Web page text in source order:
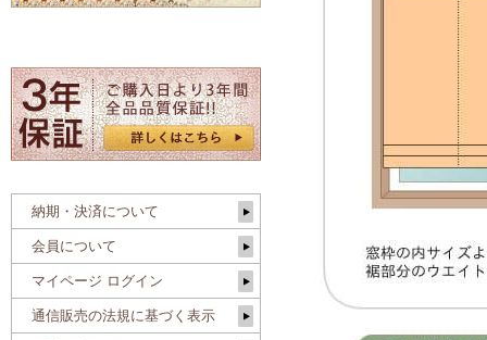
納期・決済について
会員について
マイページ ログイン
通信販売の法規に基づく表示